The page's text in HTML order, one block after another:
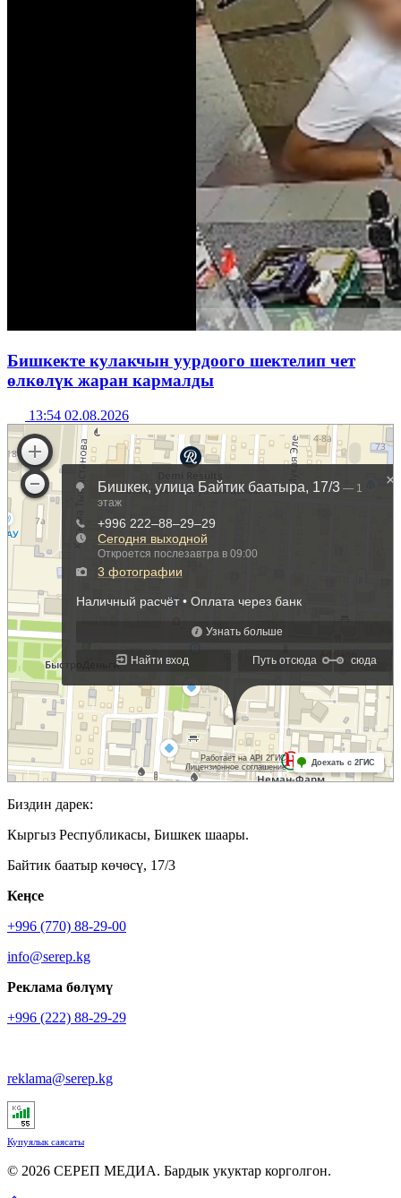
Бишкекте кулакчын уурдоого шектелип чет
өлкөлүк жаран кармалды
13:54 02.08.2026
Биздин дарек:
Кыргыз Республикасы, Бишкек шаары.
Байтик баатыр көчөсү, 17/3
Кеӊсе
+996 (770) 88-29-00
info@serep.kg
Реклама бөлүмү
+996 (222) 88-29-29
reklama@serep.kg
Купуялык саясаты
© 2026 СЕРЕП МЕДИА. Бардык укуктар корголгон.